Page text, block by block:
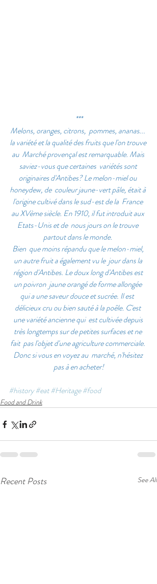
***
Melons, oranges, citrons,  pommes, ananas...
la variété et la qualité des fruits que l'on trouve
au  Marché provençal est remarquable. Mais
saviez-vous que certaines  variétés sont
originaires d'Antibes? Le melon-miel ou
honeydew, de  couleur jaune-vert pâle, était à
l'origine cultivé dans le sud-est de la  France
au XVème siècle. En 1910, il fut introduit aux
Etats-Unis et de  nous jours on le trouve
partout dans le monde.
Bien  que moins répandu que le melon-miel,
un autre fruit a également vu le  jour dans la
région d'Antibes. Le doux long d'Antibes est
un poivron  jaune orangé de forme allongée
qui a une saveur douce et sucrée. Il est
délicieux cru ou bien sauté à la poêle. C'est
une variété ancienne qui  est cultivée depuis
très longtemps sur de petites surfaces et ne
fait  pas l'objet d'une agriculture commerciale.
Donc si vous en voyez au  marché, n'hésitez
pas à en acheter!
#history #eat #Heritage #food
Food and Drink
Recent Posts See All